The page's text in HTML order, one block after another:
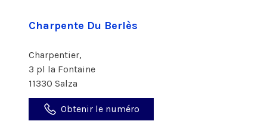
Charpente Du Berlès
Charpentier,
3 pl la Fontaine
11330 Salza
Obtenir le numéro